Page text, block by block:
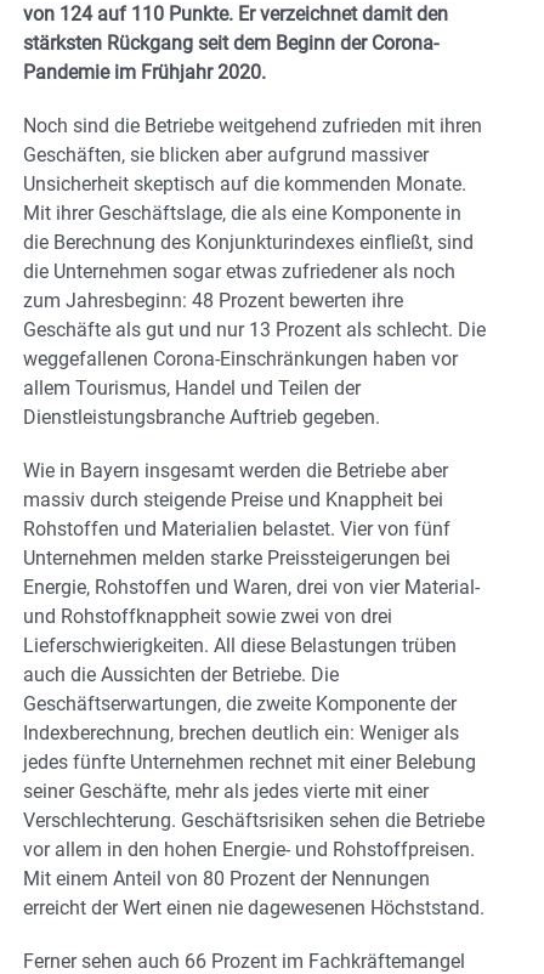
von 124 auf 110 Punkte. Er verzeichnet damit den
stärksten Rückgang seit dem Beginn der Corona-
Pandemie im Frühjahr 2020.
Noch sind die Betriebe weitgehend zufrieden mit ihren
Geschäften, sie blicken aber aufgrund massiver
Unsicherheit skeptisch auf die kommenden Monate.
Mit ihrer Geschäftslage, die als eine Komponente in
die Berechnung des Konjunkturindexes einfließt, sind
die Unternehmen sogar etwas zufriedener als noch
zum Jahresbeginn: 48 Prozent bewerten ihre
Geschäfte als gut und nur 13 Prozent als schlecht. Die
weggefallenen Corona-Einschränkungen haben vor
allem Tourismus, Handel und Teilen der
Dienstleistungsbranche Auftrieb gegeben.
Wie in Bayern insgesamt werden die Betriebe aber
massiv durch steigende Preise und Knappheit bei
Rohstoffen und Materialien belastet. Vier von fünf
Unternehmen melden starke Preissteigerungen bei
Energie, Rohstoffen und Waren, drei von vier Material-
und Rohstoffknappheit sowie zwei von drei
Lieferschwierigkeiten. All diese Belastungen trüben
auch die Aussichten der Betriebe. Die
Geschäftserwartungen, die zweite Komponente der
Indexberechnung, brechen deutlich ein: Weniger als
jedes fünfte Unternehmen rechnet mit einer Belebung
seiner Geschäfte, mehr als jedes vierte mit einer
Verschlechterung. Geschäftsrisiken sehen die Betriebe
vor allem in den hohen Energie- und Rohstoffpreisen.
Mit einem Anteil von 80 Prozent der Nennungen
erreicht der Wert einen nie dagewesenen Höchststand.
Ferner sehen auch 66 Prozent im Fachkräftemangel